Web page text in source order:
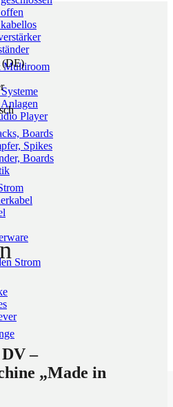
Multiroom
Player
Boards
Spikes
Boards
Strom
(DE)
–
„Made in